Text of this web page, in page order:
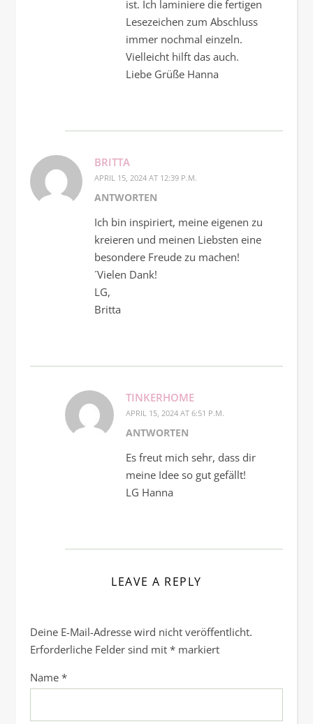
ist. Ich laminiere die fertigen
Lesezeichen zum Abschluss
immer nochmal einzeln.
Vielleicht hilft das auch.
Liebe Grüße Hanna
BRITTA
APRIL 15, 2024 AT 12:39 P.M.
ANTWORTEN
Ich bin inspiriert, meine eigenen zu
kreieren und meinen Liebsten eine
besondere Freude zu machen!
´Vielen Dank!
LG,
Britta
TINKERHOME
APRIL 15, 2024 AT 6:51 P.M.
ANTWORTEN
Es freut mich sehr, dass dir
meine Idee so gut gefällt!
LG Hanna
LEAVE A REPLY
Deine E-Mail-Adresse wird nicht veröffentlicht.
Erforderliche Felder sind mit * markiert
Name *